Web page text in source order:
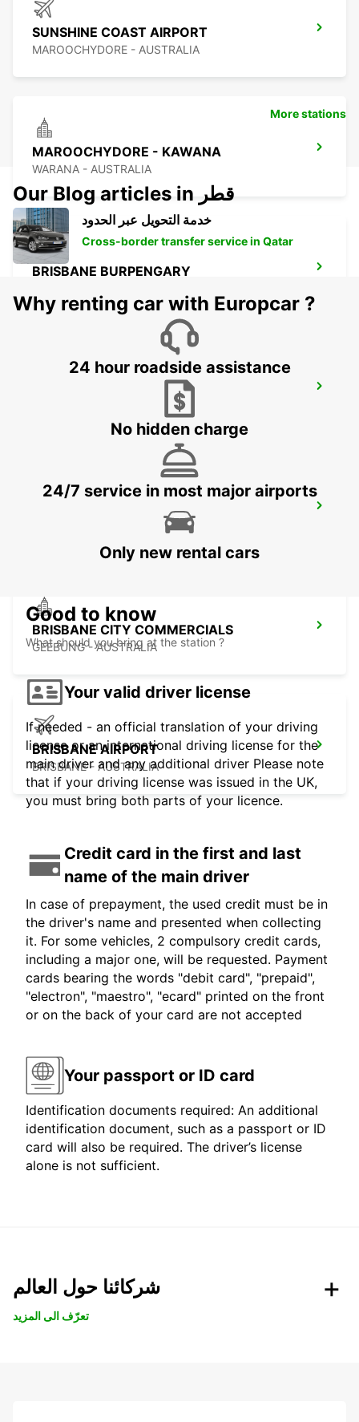
SUNSHINE COAST AIRPORT
MAROOCHYDORE - AUSTRALIA
MAROOCHYDORE - KAWANA
WARANA - AUSTRALIA
BRISBANE BURPENGARY
BRISBANE BRENDALE
BRISBANE CITY COMMERCIALS
GEEBUNG - AUSTRALIA
BRISBANE AIRPORT
BRISBANE - AUSTRALIA
More stations
Our Blog articles in قطر
خدمة التحويل عبر الحدود
Cross-border transfer service in Qatar
Why renting car with Europcar ?
24 hour roadside assistance
No hidden charge
24/7 service in most major airports
Only new rental cars
Good to know
What should you bring at the station ?
Your valid driver license
If needed - an official translation of your driving
license or an international driving license for the
main driver and any additional driver Please note
that if your driving license was issued in the UK,
you must bring both parts of your licence.
Credit card in the first and last
name of the main driver
In case of prepayment, the used credit must be in
the driver's name and presented when collecting
it. For some vehicles, 2 compulsory credit cards,
including a major one, will be requested. Payment
cards bearing the words "debit card", "prepaid",
"electron", "maestro", "ecard" printed on the front
or on the back of your card are not accepted
Your passport or ID card
Identification documents required: An additional
identification document, such as a passport or ID
card will also be required. The driver’s license
alone is not sufficient.
شركائنا حول العالم
تعرّف الى المزيد